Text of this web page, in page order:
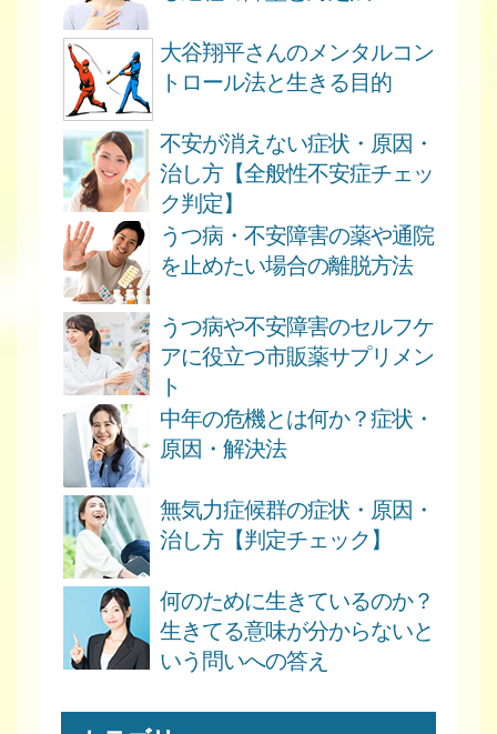
大谷翔平さんのメンタルコン
トロール法と生きる目的
不安が消えない症状・原因・
治し方【全般性不安症チェッ
ク判定】
うつ病・不安障害の薬や通院
を止めたい場合の離脱方法
うつ病や不安障害のセルフケ
アに役立つ市販薬サプリメン
ト
中年の危機とは何か？症状・
原因・解決法
無気力症候群の症状・原因・
治し方【判定チェック】
何のために生きているのか？
生きてる意味が分からないと
いう問いへの答え